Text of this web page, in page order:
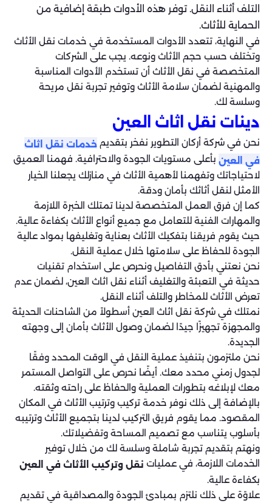
التلف أثناء النقل. توفر هذه الأدوات طبقة إضافية من
الحماية للأثاث.
في النهاية، تتعدد الأدوات المستخدمة في خدمات نقل الأثاث
وتختلف حسب حجم الأثاث ونوعه. يجب على الشركات
المتخصصة في نقل الأثاث أن تستخدم الأدوات المناسبة
والمهنية لضمان سلامة الأثاث وتوفير تجربة نقل مريحة
وسلسة لك.
دينات نقل اثاث العين
نحن في شركة أركان التطوير نفخر بتقديم خدمات نقل اثاث
في العين بأعلى مستويات الجودة والاحترافية. فهمنا العميق
لاحتياجاتك وتفهمنا لأهمية الأثاث في منازلك يجعلنا الخيار
الأمثل لنقل أثاثك بأمان ودقة.
كما إن فرق العمل المتخصصة لدينا تمتلك الخبرة اللازمة
والمهارات الفنية للتعامل مع جميع أنواع الأثاث بكفاءة عالية.
حيث يقوم فريقنا بتفكيك الأثاث بعناية وتغليفها بمواد عالية
الجودة للحفاظ على سلامتها خلال عملية النقل.
نحن نعتني بأدق التفاصيل ونحرص على استخدام تقنيات
حديثة في التعبئة والتغليف أثناء نقل اثاث العين، لضمان عدم
تعرض الأثاث للمخاطر والتلف أثناء النقل.
نمتلك في شركة نقل اثاث العين أسطولاً من الشاحنات الحديثة
والمجهزة تجهيزًا جيدًا لضمان وصول الأثاث بأمان إلى وجهته
الجديدة.
نحن ملتزمون بتنفيذ عملية النقل في الوقت المحدد وفقًا
لجدول زمني محدد معك. أيضًا نحرص على التواصل المستمر
معك لإبلاغه بتطورات العملية والحفاظ على راحته وثقته.
بالإضافة إلى ذلك نوفر خدمة تركيب وترتيب الأثاث في المكان
المقصود. مما يقوم فريق التركيب لدينا بتجميع الأثاث وترتيبه
بأسلوب يتناسب مع تصميم المساحة وتفضيلاتك.
ونهتم بتقديم تجربة شاملة وسلسة لك من خلال توفير
الخدمات اللازمة، في عمليات نقل وتركيب الأثاث في العين
بكفاءة عالية.
علاوًة على ذلك نلتزم بمبادئ الجودة والمصداقية في تقديم